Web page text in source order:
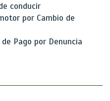
conducir
por Cambio de
Pago por Denuncia